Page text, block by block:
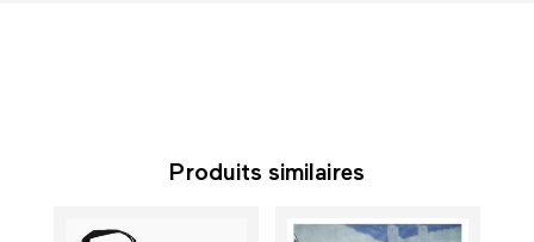
Produits similaires